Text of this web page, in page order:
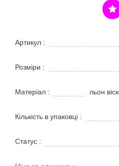
Артикул :
Розміри :
Матеріал : льон
Кількість в упаковці :
Статус :